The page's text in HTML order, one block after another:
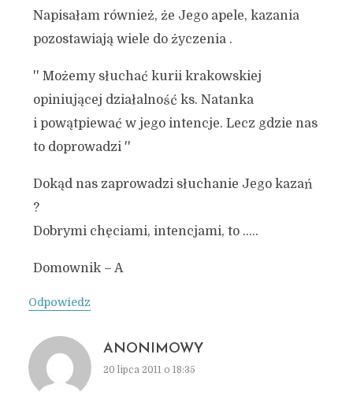
Napisałam również, że Jego apele, kazania
pozostawiają wiele do życzenia .
'' Możemy słuchać kurii krakowskiej
opiniującej działalność ks. Natanka
i powątpiewać w jego intencje. Lecz gdzie nas
to doprowadzi ''
Dokąd nas zaprowadzi słuchanie Jego kazań
?
Dobrymi chęciami, intencjami, to …..
Domownik – A
Odpowiedz
ANONIMOWY
20 lipca 2011 o 18:35